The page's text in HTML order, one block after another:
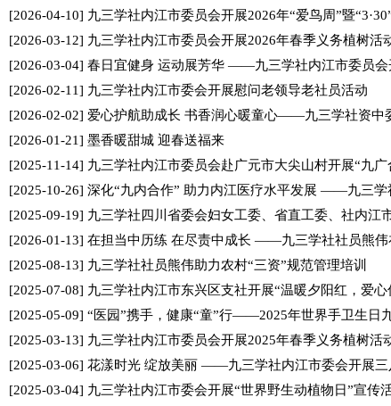
[2026-04-10] 九三学社内江市委员会开展2026年“爱鸟周”暨
[2026-03-12] 九三学社内江市委员会开展2026年春季义务植树活
[2026-03-04] 春日宜健身 运动展芳华 ——九三学社内江市委员会
[2026-02-11] 九三学社内江市委会开展慰问老领导老社员活动
[2026-02-02] 爱心护航助成长 书香润心暖童心——九三学社资中
[2026-01-21] 墨香暖甜城 迎春送福来
[2025-11-14] 九三学社内江市委员会赴广元市大尖山村开展“九
[2025-10-26] 深化“九内合作” 助力内江医疗水平发展 ——九三
[2025-09-19] 九三学社四川省委会妇女工委、省直工委、社内江
[2026-01-13] 在担当中历练 在尽责中成长 ——九三学社社员熊伟
[2025-08-13] 九三学社社员熊伟助力农村“三资”规范管理培训
[2025-07-08] 九三学社内江市东兴区支社开展“温暖夕阳红，爱
[2025-05-09] “医园”携手，健康“童”行——2025年世界手卫生日
[2025-03-13] 九三学社内江市委员会开展2025年春季义务植树活
[2025-03-06] 花漾时光 绽放美丽 ——九三学社内江市委会开展三
[2025-03-04] 九三学社内江市委会开展“世界野生动植物日”宣传